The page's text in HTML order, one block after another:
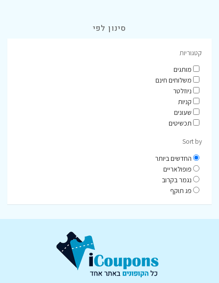
סינון לפי
קטגוריות
מותגים
משלוחים חינם
ניוזלטר
קניות
שעונים
תכשיטים
Sort by
החדשים ביותר
פופולאריים
נגמר בקרוב
פג תוקף